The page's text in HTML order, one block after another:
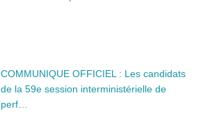
COMMUNIQUE OFFICIEL : Les candidats
de la 59e session interministérielle de
perf…